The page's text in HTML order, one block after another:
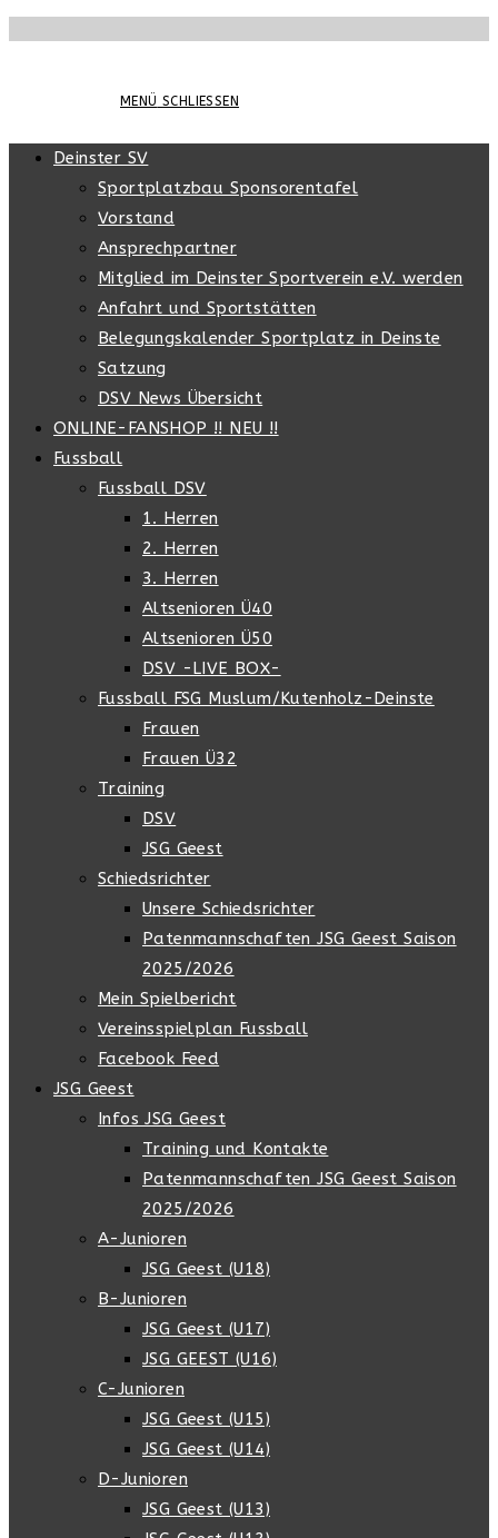
MENÜ SCHLIESSEN
Deinster SV
Sportplatzbau Sponsorentafel
Vorstand
Ansprechpartner
Mitglied im Deinster Sportverein e.V. werden
Anfahrt und Sportstätten
Belegungskalender Sportplatz in Deinste
Satzung
DSV News Übersicht
ONLINE-FANSHOP !! NEU !!
Fussball
Fussball DSV
1. Herren
2. Herren
3. Herren
Altsenioren Ü40
Altsenioren Ü50
DSV -LIVE BOX-
Fussball FSG Muslum/Kutenholz-Deinste
Frauen
Frauen Ü32
Training
DSV
JSG Geest
Schiedsrichter
Unsere Schiedsrichter
Patenmannschaften JSG Geest Saison
2025/2026
Mein Spielbericht
Vereinsspielplan Fussball
Facebook Feed
JSG Geest
Infos JSG Geest
Training und Kontakte
Patenmannschaften JSG Geest Saison
2025/2026
A-Junioren
JSG Geest (U18)
B-Junioren
JSG Geest (U17)
JSG GEEST (U16)
C-Junioren
JSG Geest (U15)
JSG Geest (U14)
D-Junioren
JSG Geest (U13)